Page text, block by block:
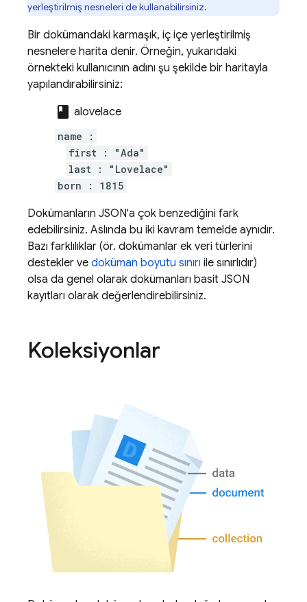
yerleştirilmiş nesneleri de kullanabilirsiniz.
Bir dokümandaki karmaşık, iç içe yerleştirilmiş
nesnelere harita denir. Örneğin, yukarıdaki
örnekteki kullanıcının adını şu şekilde bir haritayla
yapılandırabilirsiniz:
class alovelace
name :
first : "Ada"
last : "Lovelace"
born : 1815
Dokümanların JSON'a çok benzediğini fark
edebilirsiniz. Aslında bu iki kavram temelde aynıdır.
Bazı farklılıklar (ör. dokümanlar ek veri türlerini
destekler ve doküman boyutu sınırı ile sınırlıdır)
olsa da genel olarak dokümanları basit JSON
kayıtları olarak değerlendirebilirsiniz.
Koleksiyonlar